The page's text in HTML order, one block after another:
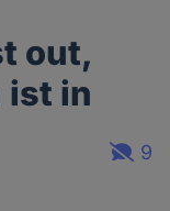
out,
ist in
9